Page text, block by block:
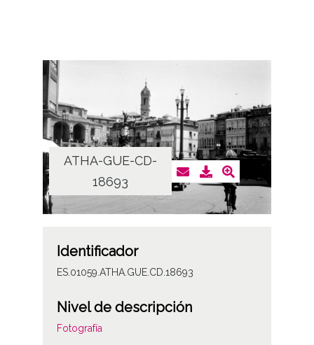
ATHA-GUE-CD-
18693
Identificador
ES.01059.ATHA.GUE.CD.18693
Nivel de descripción
Fotografía